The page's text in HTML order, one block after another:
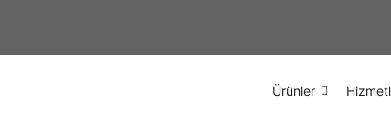
Ürünler